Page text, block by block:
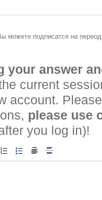
можете подписатся на
your answer
current
account.
please use
you log in)!